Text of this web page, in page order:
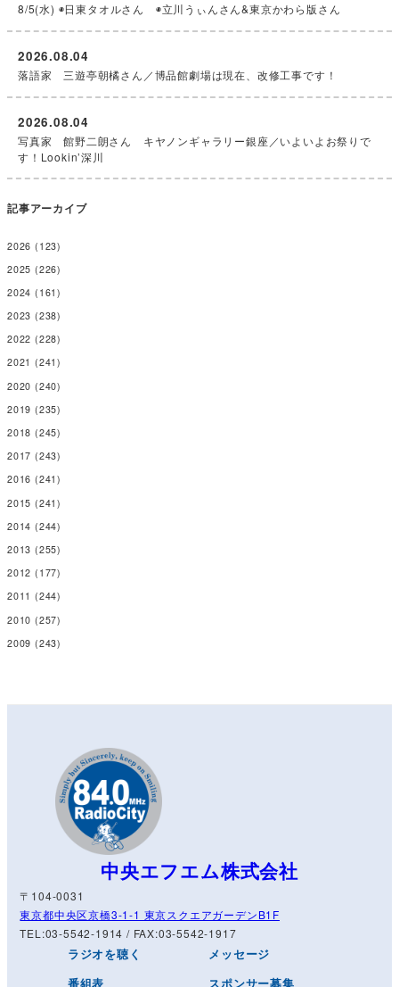
8/5(水) ◉日東タオルさん ◉立川うぃんさん&東京かわら版さん
落語家 三遊亭朝橘さん／博品館劇場は現在、改修工事です！
2026.08.04
写真家 館野二朗さん キヤノンギャラリー銀座／いよいよお祭りで
す！Lookin’深川
2026.08.04
記事アーカイブ
2026 (123)
2025 (226)
2024 (161)
2023 (238)
2022 (228)
2021 (241)
2020 (240)
2019 (235)
2018 (245)
2017 (243)
2016 (241)
2015 (241)
2014 (244)
2013 (255)
2012 (177)
2011 (244)
2010 (257)
2009 (243)
中央エフエム株式会社
〒104-0031
東京都中央区京橋3-1-1 東京スクエアガーデンB1F
TEL:03-5542-1914 / FAX:03-5542-1917
ラジオを聴く
番組表
メッセージ
スポンサー募集